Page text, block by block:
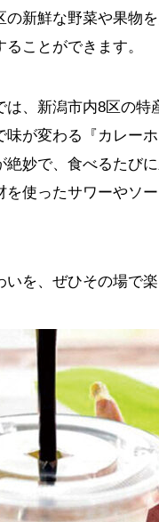
新鮮な野菜や果物
ことができます。
、新潟市内8区の特
が変わる『カレー
妙で、食べるたび
使ったサワーやソ
を、ぜひその場で楽